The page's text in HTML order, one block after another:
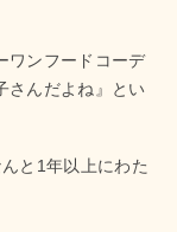
ワンフードコーデ
さんだよね』とい
と1年以上にわた